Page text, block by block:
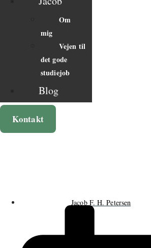
Om
mig
Vejen til
det gode
studiejob
Blog
Kontakt
Jacob F. H. Petersen